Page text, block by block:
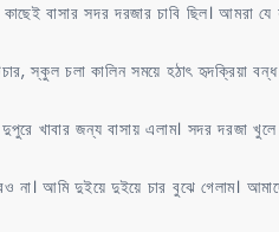
বাসার সদর দরজার চাবি ছিল। আমরা
স্কুল চলা কালিন সময়ে হঠাৎ হৃদক্রিয়া
খাবার জন্য বাসায় এলাম। সদর দরজা
না। আমি দুইয়ে দুইয়ে চার বুঝে গেলাম।